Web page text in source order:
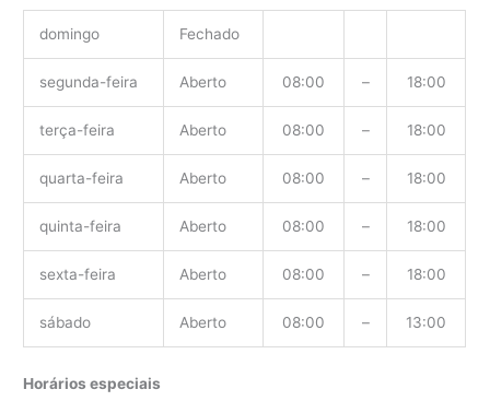
domingo Fechado
segunda-feira Aberto 08:00 – 18:00
terça-feira Aberto 08:00 – 18:00
quarta-feira Aberto 08:00 – 18:00
quinta-feira Aberto 08:00 – 18:00
sexta-feira Aberto 08:00 – 18:00
sábado Aberto 08:00 – 13:00
Horários especiais